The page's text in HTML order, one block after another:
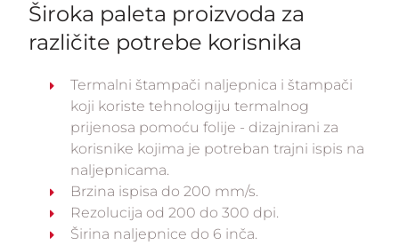
Široka paleta proizvoda za
različite potrebe korisnika
Termalni štampači naljepnica i štampači
koji koriste tehnologiju termalnog
prijenosa pomoću folije - dizajnirani za
korisnike kojima je potreban trajni ispis na
naljepnicama.
Brzina ispisa do 200 mm/s.
Rezolucija od 200 do 300 dpi.
Širina naljepnice do 6 inča.